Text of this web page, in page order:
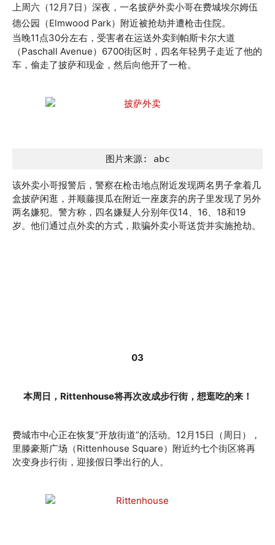
上周六（12月7日）深夜，一名披萨外卖小哥在费城埃尔姆伍
德公园（Elmwood Park）附近被抢劫并遭枪击住院。
当晚11点30分左右，受害者在运送外卖到帕斯卡尔大道
（Paschall Avenue）6700街区时，四名年轻男子走近了他的
车，偷走了披萨和现金，然后向他开了一枪。
图片来源: abc
该外卖小哥报警后，警察在枪击地点附近发现两名男子拿着几
盒披萨闲逛，并顺藤摸瓜在附近一座废弃的房子里发现了另外
两名嫌犯。警方称，四名嫌疑人分别年仅14、16、18和19
岁。他们通过点外卖的方式，欺骗外卖小哥送货并实施抢劫。
03
本周日，Rittenhouse将再次改成步行街，想逛吃的来！
费城市中心正在恢复“开放街道”的活动。12月15日（周日），
里滕豪斯广场（Rittenhouse Square）附近约七个街区将再
次变身步行街，迎接假日季出行的人。